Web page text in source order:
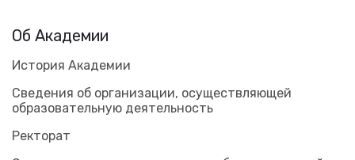
Об Академии
История Академии
Сведения об организации, осуществляющей
образовательную деятельность
Ректорат